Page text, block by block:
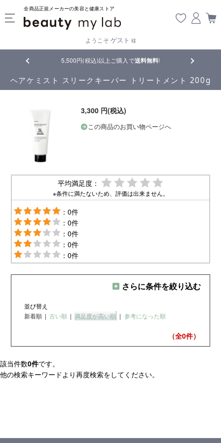
全商品正規メーカーの美容と健康ストア
ようこそ ゲスト 様
5,500円(税込)以上ご購入で送料無料! 【重要】熊
ヘアケミスト スリークキーパー トリートメント 200g
3,300 円(税込)
この商品のお買い物ページへ
平均満足度：
※条件に満たないため、評価は出来ません。
：0件
：0件
：0件
：0件
：0件
さらに条件を絞り込む
並び替え
新着順 | 古い順 | 満足度が高い順 | 参考になった順
（全0件）
該当件数0件です。
他の検索キーワードより再度検索をしてください。